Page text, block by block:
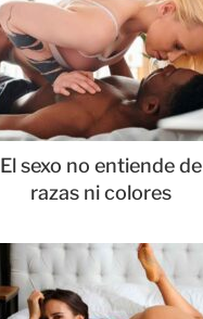
El sexo no entiende de
razas ni colores